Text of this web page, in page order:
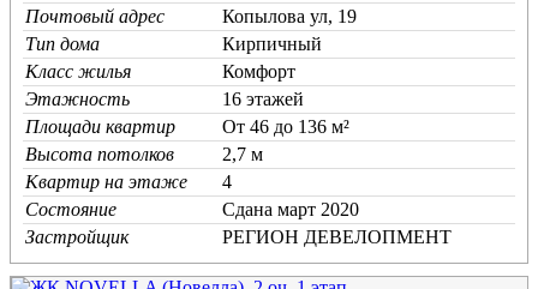
Почтовый адрес
Копылова ул, 19
Тип дома
Кирпичный
Класс жилья
Комфорт
Этажность
16 этажей
Площади квартир
От 46 до 136 м²
Высота потолков
2,7 м
Квартир на этаже
4
Состояние
Cдана март 2020
Застройщик
РЕГИОН ДЕВЕЛОПМЕНТ